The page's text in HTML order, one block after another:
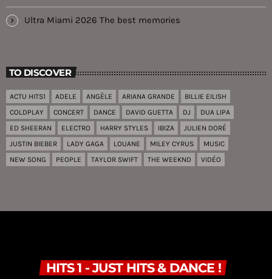
Ultra Miami 2026 The best memories
TO DISCOVER
ACTU HITS1 ADELE ANGÈLE ARIANA GRANDE
BILLIE EILISH
COLDPLAY
CONCERT DANCE DAVID GUETTA DJ
DUA LIPA
ED SHEERAN
ELECTRO HARRY STYLES IBIZA
JULIEN DORÉ
JUSTIN BIEBER
LADY GAGA LOUANE MILEY CYRUS
MUSIC
NEW SONG
PEOPLE TAYLOR SWIFT THE WEEKND VIDÉO
HITS 1 - JUST HITS & DANCE !